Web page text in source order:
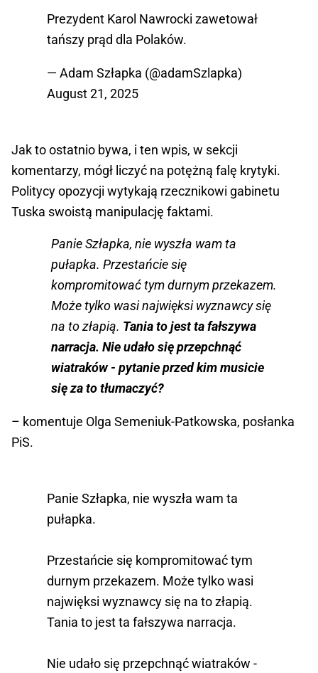
Prezydent Karol Nawrocki zawetował
tańszy prąd dla Polaków.
— Adam Szłapka (@adamSzlapka)
August 21, 2025
Jak to ostatnio bywa, i ten wpis, w sekcji
komentarzy, mógł liczyć na potężną falę krytyki.
Politycy opozycji wytykają rzecznikowi gabinetu
Tuska swoistą manipulację faktami.
Panie Szłapka, nie wyszła wam ta
pułapka. Przestańcie się
kompromitować tym durnym przekazem.
Może tylko wasi najwięksi wyznawcy się
na to złapią. Tania to jest ta fałszywa
narracja. Nie udało się przepchnąć
wiatraków - pytanie przed kim musicie
się za to tłumaczyć?
– komentuje Olga Semeniuk-Patkowska, posłanka
PiS.
Panie Szłapka, nie wyszła wam ta
pułapka.
Przestańcie się kompromitować tym
durnym przekazem. Może tylko wasi
najwięksi wyznawcy się na to złapią.
Tania to jest ta fałszywa narracja.
Nie udało się przepchnąć wiatraków -